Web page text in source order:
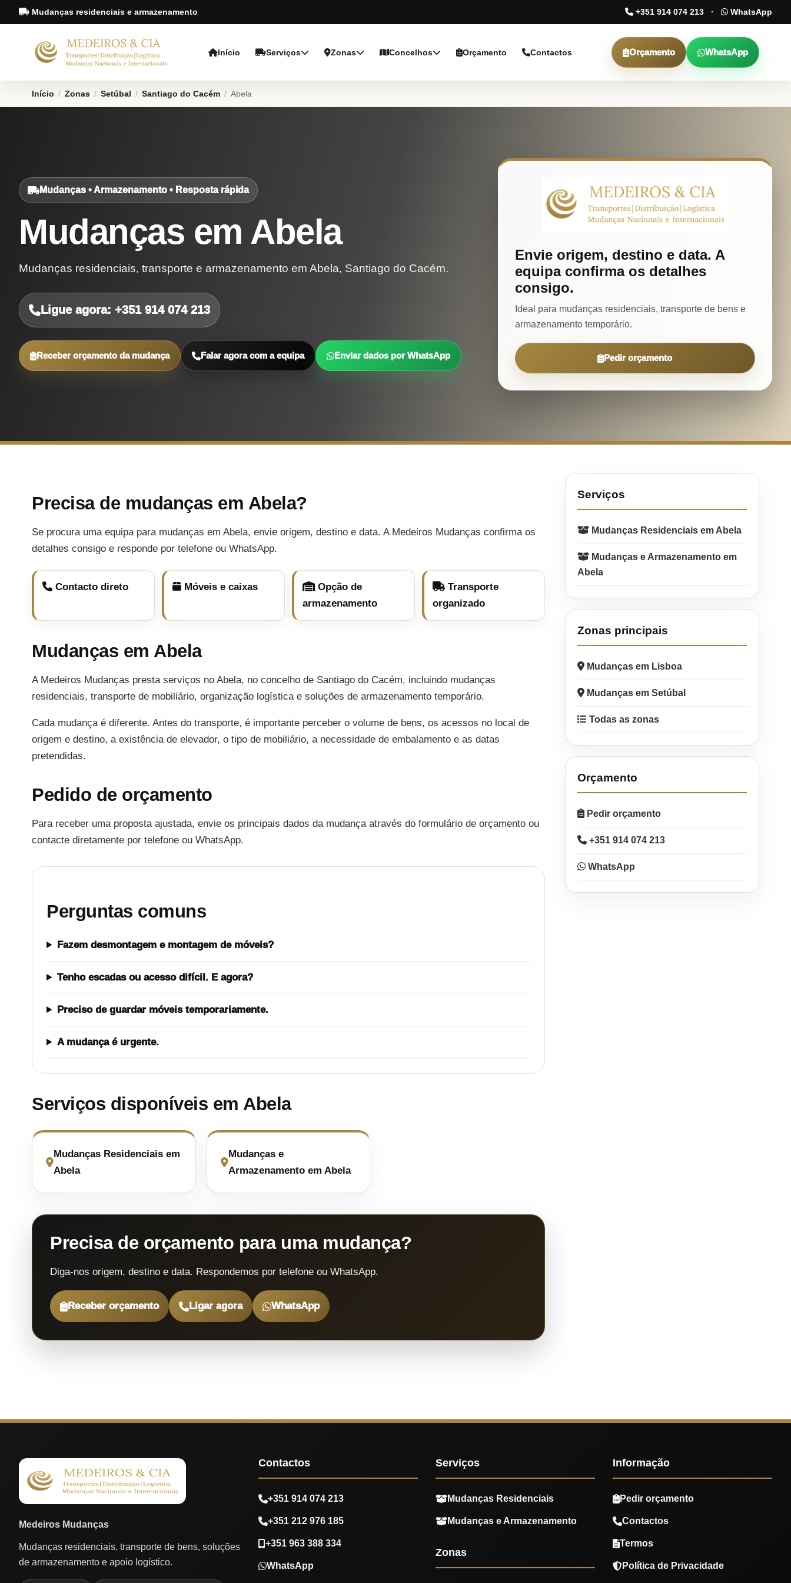
Mudanças residenciais e armazenamento +351 914 074 213 · WhatsApp
Início Serviços Zonas Concelhos Orçamento Contactos Orçamento WhatsApp
Início / Zonas / Setúbal / Santiago do Cacém / Abela
Mudanças • Armazenamento • Resposta rápida
Mudanças em Abela
Mudanças residenciais, transporte e armazenamento em Abela, Santiago do Cacém.
Ligue agora: +351 914 074 213
Receber orçamento da mudança Falar agora com a equipa Enviar dados por WhatsApp
Envie origem, destino e data. A
equipa confirma os detalhes
consigo.
Ideal para mudanças residenciais, transporte de bens e
armazenamento temporário.
Pedir orçamento
Precisa de mudanças em Abela?
Se procura uma equipa para mudanças em Abela, envie origem, destino e data. A Medeiros Mudanças confirma os
detalhes consigo e responde por telefone ou WhatsApp.
Contacto direto Móveis e caixas
Opção de
armazenamento
Transporte
organizado
Mudanças em Abela
A Medeiros Mudanças presta serviços no Abela, no concelho de Santiago do Cacém, incluindo mudanças
residenciais, transporte de mobiliário, organização logística e soluções de armazenamento temporário.
Cada mudança é diferente. Antes do transporte, é importante perceber o volume de bens, os acessos no local de
origem e destino, a existência de elevador, o tipo de mobiliário, a necessidade de embalamento e as datas
pretendidas.
Pedido de orçamento
Para receber uma proposta ajustada, envie os principais dados da mudança através do formulário de orçamento ou
contacte diretamente por telefone ou WhatsApp.
Perguntas comuns
Fazem desmontagem e montagem de móveis?
Tenho escadas ou acesso difícil. E agora?
Preciso de guardar móveis temporariamente.
A mudança é urgente.
Serviços disponíveis em Abela
Mudanças Residenciais em
Abela
Mudanças e
Armazenamento em Abela
Precisa de orçamento para uma mudança?
Diga-nos origem, destino e data. Respondemos por telefone ou WhatsApp.
Receber orçamento Ligar agora WhatsApp
Serviços
Mudanças Residenciais em Abela
Mudanças e Armazenamento em
Abela
Zonas principais
Mudanças em Lisboa
Mudanças em Setúbal
Todas as zonas
Orçamento
Pedir orçamento
+351 914 074 213
WhatsApp
Medeiros Mudanças
Mudanças residenciais, transporte de bens, soluções
de armazenamento e apoio logístico.
Contactos
+351 914 074 213
+351 212 976 185
+351 963 388 334
WhatsApp
Serviços
Mudanças Residenciais
Mudanças e Armazenamento
Zonas
Informação
Pedir orçamento
Contactos
Termos
Política de Privacidade